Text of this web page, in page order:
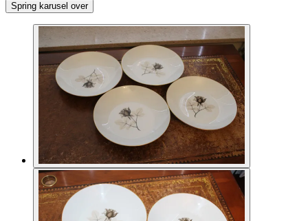
Spring karusel over